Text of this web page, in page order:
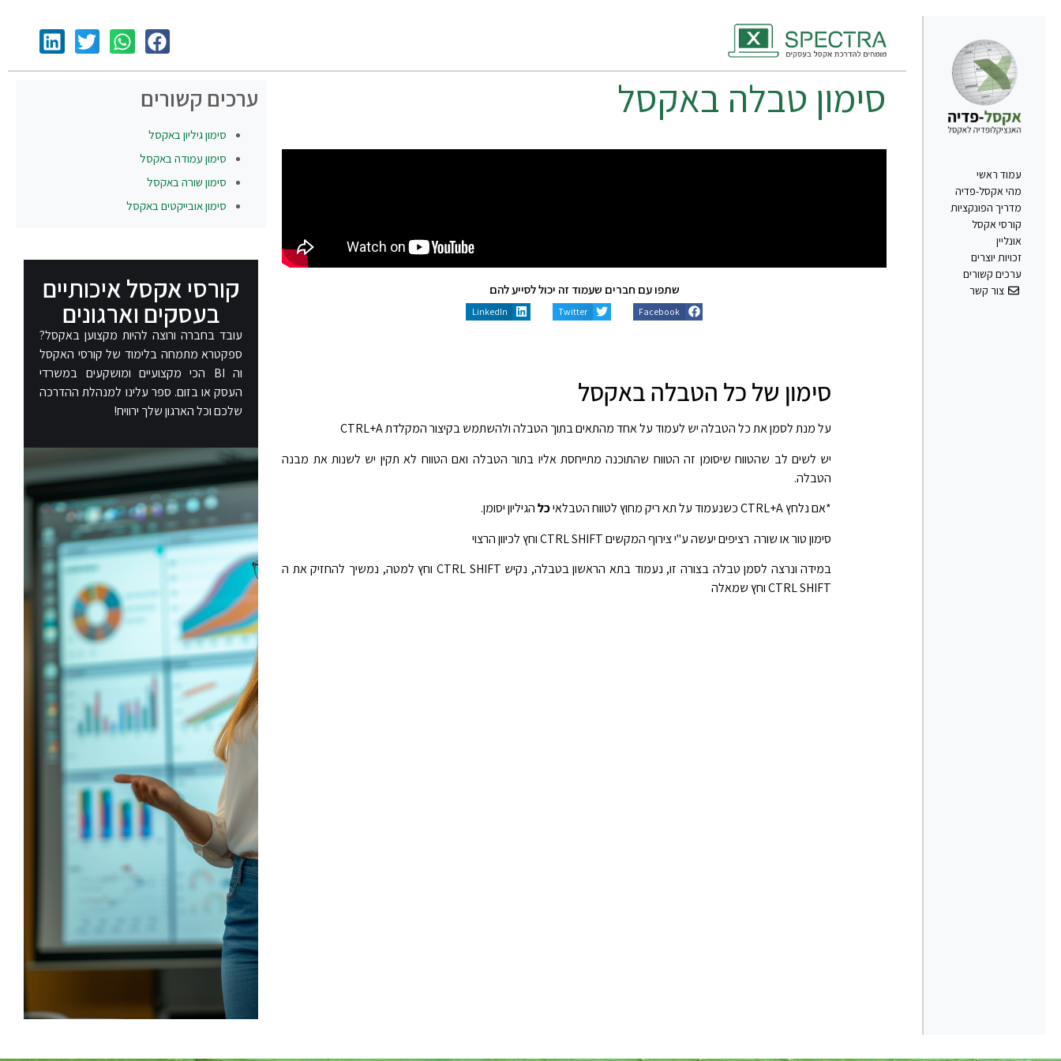
עמוד ראשי
מהי אקסל-פדיה
מדריך הפונקציות
קורסי אקסל
אונליין
זכויות יוצרים
ערכים קשורים
צור קשר
סימון טבלה באקסל
שתפו עם חברים שעמוד זה יכול לסייע להם
Facebook
Twitter
LinkedIn
סימון של כל הטבלה באקסל
על מנת לסמן את כל הטבלה יש לעמוד על אחד מהתאים בתוך הטבלה ולהשתמש בקיצור המקלדת CTRL+A
יש לשים לב שהטווח שיסומן זה הטווח שהתוכנה מתייחסת אליו בתור הטבלה ואם הטווח לא תקין יש לשנות את מבנה
הטבלה.
*אם נלחץ CTRL+A כשנעמוד על תא ריק מחוץ לטווח הטבלאי
כלהגיליון יסומן.
סימון טור או שורה רציפים יעשה ע"י צירוף המקשים CTRL SHIFT וחץ לכיוון הרצוי
במידה ונרצה לסמן טבלה בצורה זו, נעמוד בתא הראשון בטבלה, נקיש CTRL SHIFT וחץ למטה, נמשיך להחזיק את ה
CTRL SHIFT וחץ שמאלה
ערכים קשורים
סימון גיליון באקסל
סימון עמודה באקסל
סימון שורה באקסל
סימון אובייקטים באקסל
קורסי אקסל איכותיים
בעסקים וארגונים​
עובד בחברה ורוצה להיות מקצוען באקסל?
ספקטרא מתמחה בלימוד של קורסי האקסל
וה BI הכי מקצועיים ומושקעים במשרדי
העסק או בזום. ספר עלינו למנהלת ההדרכה
שלכם וכל הארגון שלך ירוויח!